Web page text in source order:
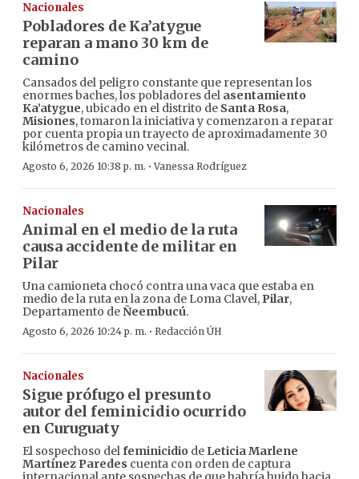
Nacionales
Pobladores de Ka’atygue
reparan a mano 30 km de
camino
Cansados del peligro constante que representan los
enormes baches, los pobladores del asentamiento
Ka’atygue, ubicado en el distrito de Santa Rosa,
Misiones, tomaron la iniciativa y comenzaron a reparar
por cuenta propia un trayecto de aproximadamente 30
kilómetros de camino vecinal.
Agosto 6, 2026 10:38 p. m. ·Vanessa Rodríguez
Nacionales
Animal en el medio de la ruta
causa accidente de militar en
Pilar
Una camioneta chocó contra una vaca que estaba en
medio de la ruta en la zona de Loma Clavel, Pilar,
Departamento deÑeembucú.
Agosto 6, 2026 10:24 p. m. · Redacción ÚH
Nacionales
Sigue prófugo el presunto
autor del feminicidio ocurrido
en Curuguaty
El sospechoso delfeminicidio de Leticia Marlene
Martínez Paredes cuenta con orden de captura